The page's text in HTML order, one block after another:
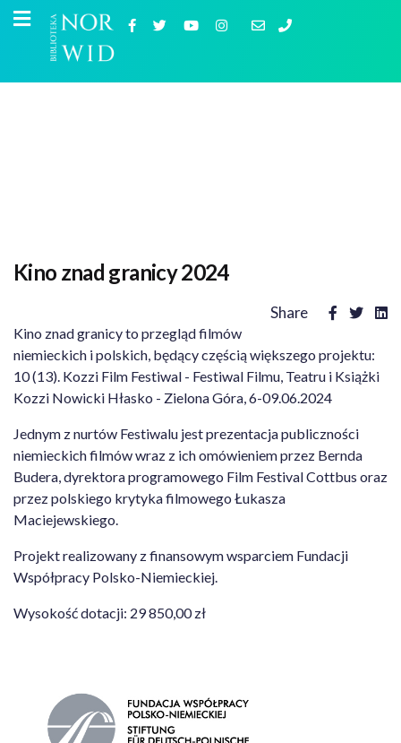
Kino znad granicy 2024
Share
Kino znad granicy to przegląd filmów
niemieckich i polskich, będący częścią większego projektu:
10 (13). Kozzi Film Festiwal - Festiwal Filmu, Teatru i Książki
Kozzi Nowicki Hłasko - Zielona Góra, 6-09.06.2024
Jednym z nurtów Festiwalu jest prezentacja publiczności
niemieckich filmów wraz z ich omówieniem przez Bernda
Budera, dyrektora programowego Film Festival Cottbus oraz
przez polskiego krytyka filmowego Łukasza
Maciejewskiego.
Projekt realizowany z finansowym wsparciem Fundacji
Współpracy Polsko-Niemieckiej.
Wysokość dotacji: 29 850,00 zł